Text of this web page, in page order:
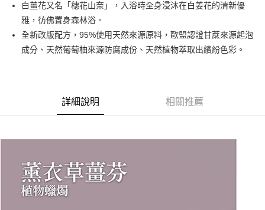
大哥付你分期
相關說明
【大哥付你分期使用說明】
1.本服務由台灣大哥大提供，台灣大哥大用戶可立即使用無須另外申請。
4.訂單成立30分鐘內，如未前往確認交易或遇審核未通過，訂單將自動取
消。如遇「轉專審核」未通過狀況，表示未達大哥付你分期系統評分，恕無
2.透過簡訊連結打開帳單後，可選擇「超商條碼／台灣大直營門市／銀行轉
帳／街口支付／iPASS MONEY」等通路繳費。
【注意事項】
AFTEE先享後付
１．簡單：不需註冊會員、不需綁卡、不需儲值。
２．便利：只要手機號碼，簡訊認證，即可結帳。
１．於結帳方式選擇「AFTEE先享後付」後，將跳轉至「AFTEE先享後付」
結帳頁面，進行簡訊認證並確認金額後，即可完成結帳。
２．訂單成立數日內，您將收到繳費通知簡訊。
３．收到繳費通知簡訊後14天內，點擊此簡訊中的連結，可透過四大超商／
付款後7-11取貨
每筆NT$70，滿NT$899(含以上)免運費
白薑花又名「穗花山奈」，入浴時全身浸沐在白姜花的清新優
雅，彷佛置身森林浴。
全新改版配方，95%使用天然來源原料，歐盟認證甘蔗來源起泡
成分、天然葡萄柚來源防腐成份、天然植物萃取出繽紛色彩。
詳細說明 相關推薦